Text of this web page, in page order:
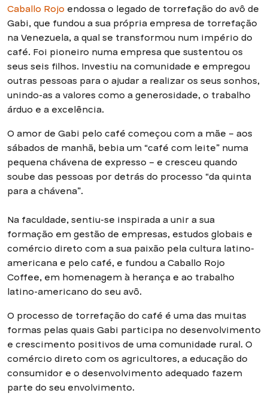
Caballo Rojo endossa o legado de torrefação do avô de
Gabi, que fundou a sua própria empresa de torrefação
na Venezuela, a qual se transformou num império do
café. Foi pioneiro numa empresa que sustentou os
seus seis filhos. Investiu na comunidade e empregou
outras pessoas para o ajudar a realizar os seus sonhos,
unindo-as a valores como a generosidade, o trabalho
árduo e a excelência.
O amor de Gabi pelo café começou com a mãe – aos
sábados de manhã, bebia um “café com leite” numa
pequena chávena de expresso – e cresceu quando
soube das pessoas por detrás do processo “da quinta
para a chávena”.
Na faculdade, sentiu-se inspirada a unir a sua
formação em gestão de empresas, estudos globais e
comércio direto com a sua paixão pela cultura latino-
americana e pelo café, e fundou a Caballo Rojo
Coffee, em homenagem à herança e ao trabalho
latino-americano do seu avô.
O processo de torrefação do café é uma das muitas
formas pelas quais Gabi participa no desenvolvimento
e crescimento positivos de uma comunidade rural. O
comércio direto com os agricultores, a educação do
consumidor e o desenvolvimento adequado fazem
parte do seu envolvimento.